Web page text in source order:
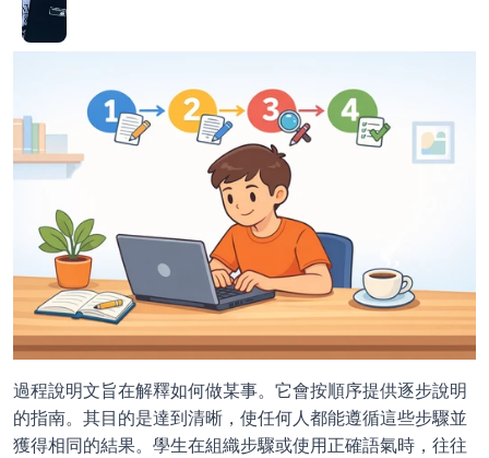
過程說明文旨在解釋如何做某事。它會按順序提供逐步說明
的指南。其目的是達到清晰，使任何人都能遵循這些步驟並
獲得相同的結果。學生在組織步驟或使用正確語氣時，往往